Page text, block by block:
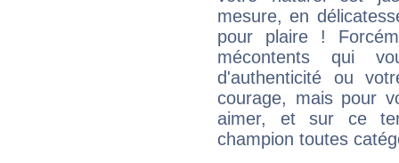
mesure, en
pour plaire !
mécontents qui
d'authenticité ou
courage, mais pour
aimer, et sur ce
champion toutes